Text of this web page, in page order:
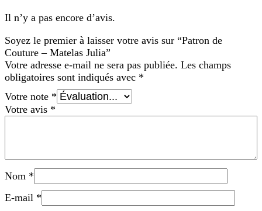
Il n’y a pas encore d’avis.
Soyez le premier à laisser votre avis sur “Patron de
Couture – Matelas Julia”
Votre adresse e-mail ne sera pas publiée. Les champs
obligatoires sont indiqués avec *
Votre note *
Votre avis *
Nom *
E-mail *